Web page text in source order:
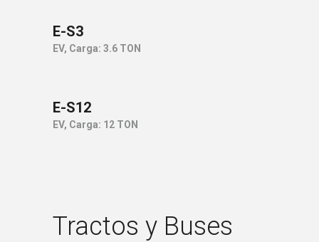
E-S3
EV, Carga: 3.6 TON
E-S12
EV, Carga: 12 TON
Tractos y Buses